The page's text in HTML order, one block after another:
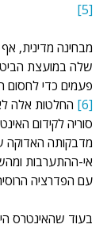
[5]
מבחינה מדינית,
שלה במועצת
פעמים כדי לחסום
[6]
החלטות אלה
סוריה לקידום
מדבקותה האדוקה
אי-ההתערבות
עם הפדרציה
בעוד שהאינטרס